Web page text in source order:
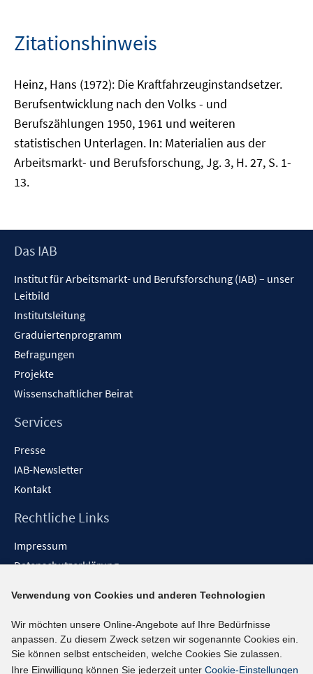
Zitationshinweis
Heinz, Hans (1972): Die Kraftfahrzeuginstandsetzer.
Berufsentwicklung nach den Volks - und
Berufszählungen 1950, 1961 und weiteren
statistischen Unterlagen. In: Materialien aus der
Arbeitsmarkt- und Berufsforschung, Jg. 3, H. 27, S. 1-
13.
Footer
Das IAB
Institut für Arbeitsmarkt- und Berufsforschung (IAB) – unser
Leitbild
Institutsleitung
Graduiertenprogramm
Befragungen
Projekte
Wissenschaftlicher Beirat
Services
Presse
IAB-Newsletter
Kontakt
Rechtliche Links
Impressum
Datenschutzerklärung
Barrieren melden
Social-Media-Kanäle
BlueSky
Verwendung von Cookies und anderen Technologien
Wir möchten unsere Online-Angebote auf Ihre Bedürfnisse
anpassen. Zu diesem Zweck setzen wir sogenannte Cookies ein.
Sie können selbst entscheiden, welche Cookies Sie zulassen.
Ihre Einwilligung können Sie jederzeit unter Cookie-Einstellungen